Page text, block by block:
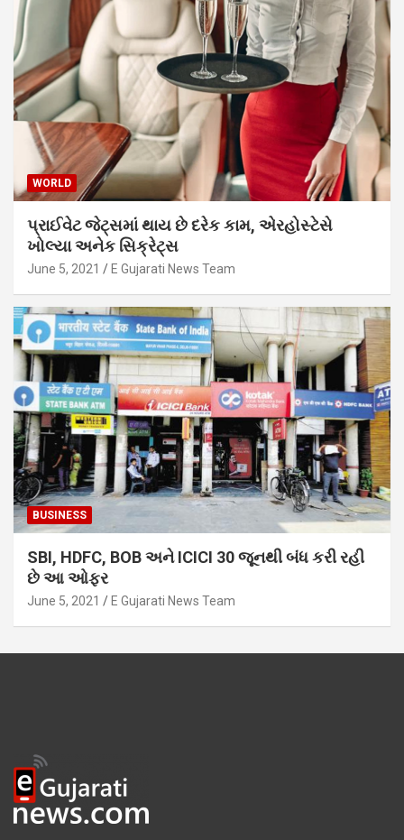
WORLD
પ્રાઈવેટ જેટ્સમાં થાય છે દરેક કામ, એરહોસ્ટેસે
ખોલ્યા અનેક સિક્રેટ્સ
June 5, 2021 E Gujarati News Team
BUSINESS
SBI, HDFC, BOB અને ICICI 30 જૂનથી બંધ કરી રહી
છે આ ઓફર
June 5, 2021 E Gujarati News Team